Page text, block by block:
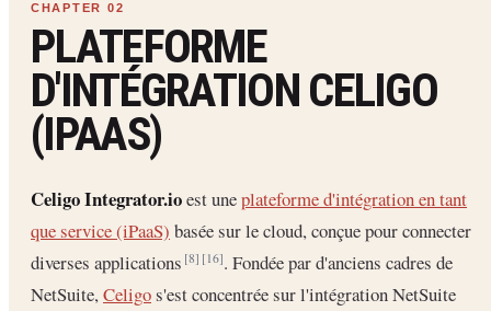
PLATEFORME
D'INTÉGRATION CELIGO
(IPAAS)
Celigo Integrator.ioest uneplateforme d'intégration en tant
que service (iPaaS) basée sur le cloud, conçue pour connecter
diverses applications[8] [16]. Fondée par d'anciens cadres de
NetSuite,Celigos'est concentrée sur l'intégration NetSuite